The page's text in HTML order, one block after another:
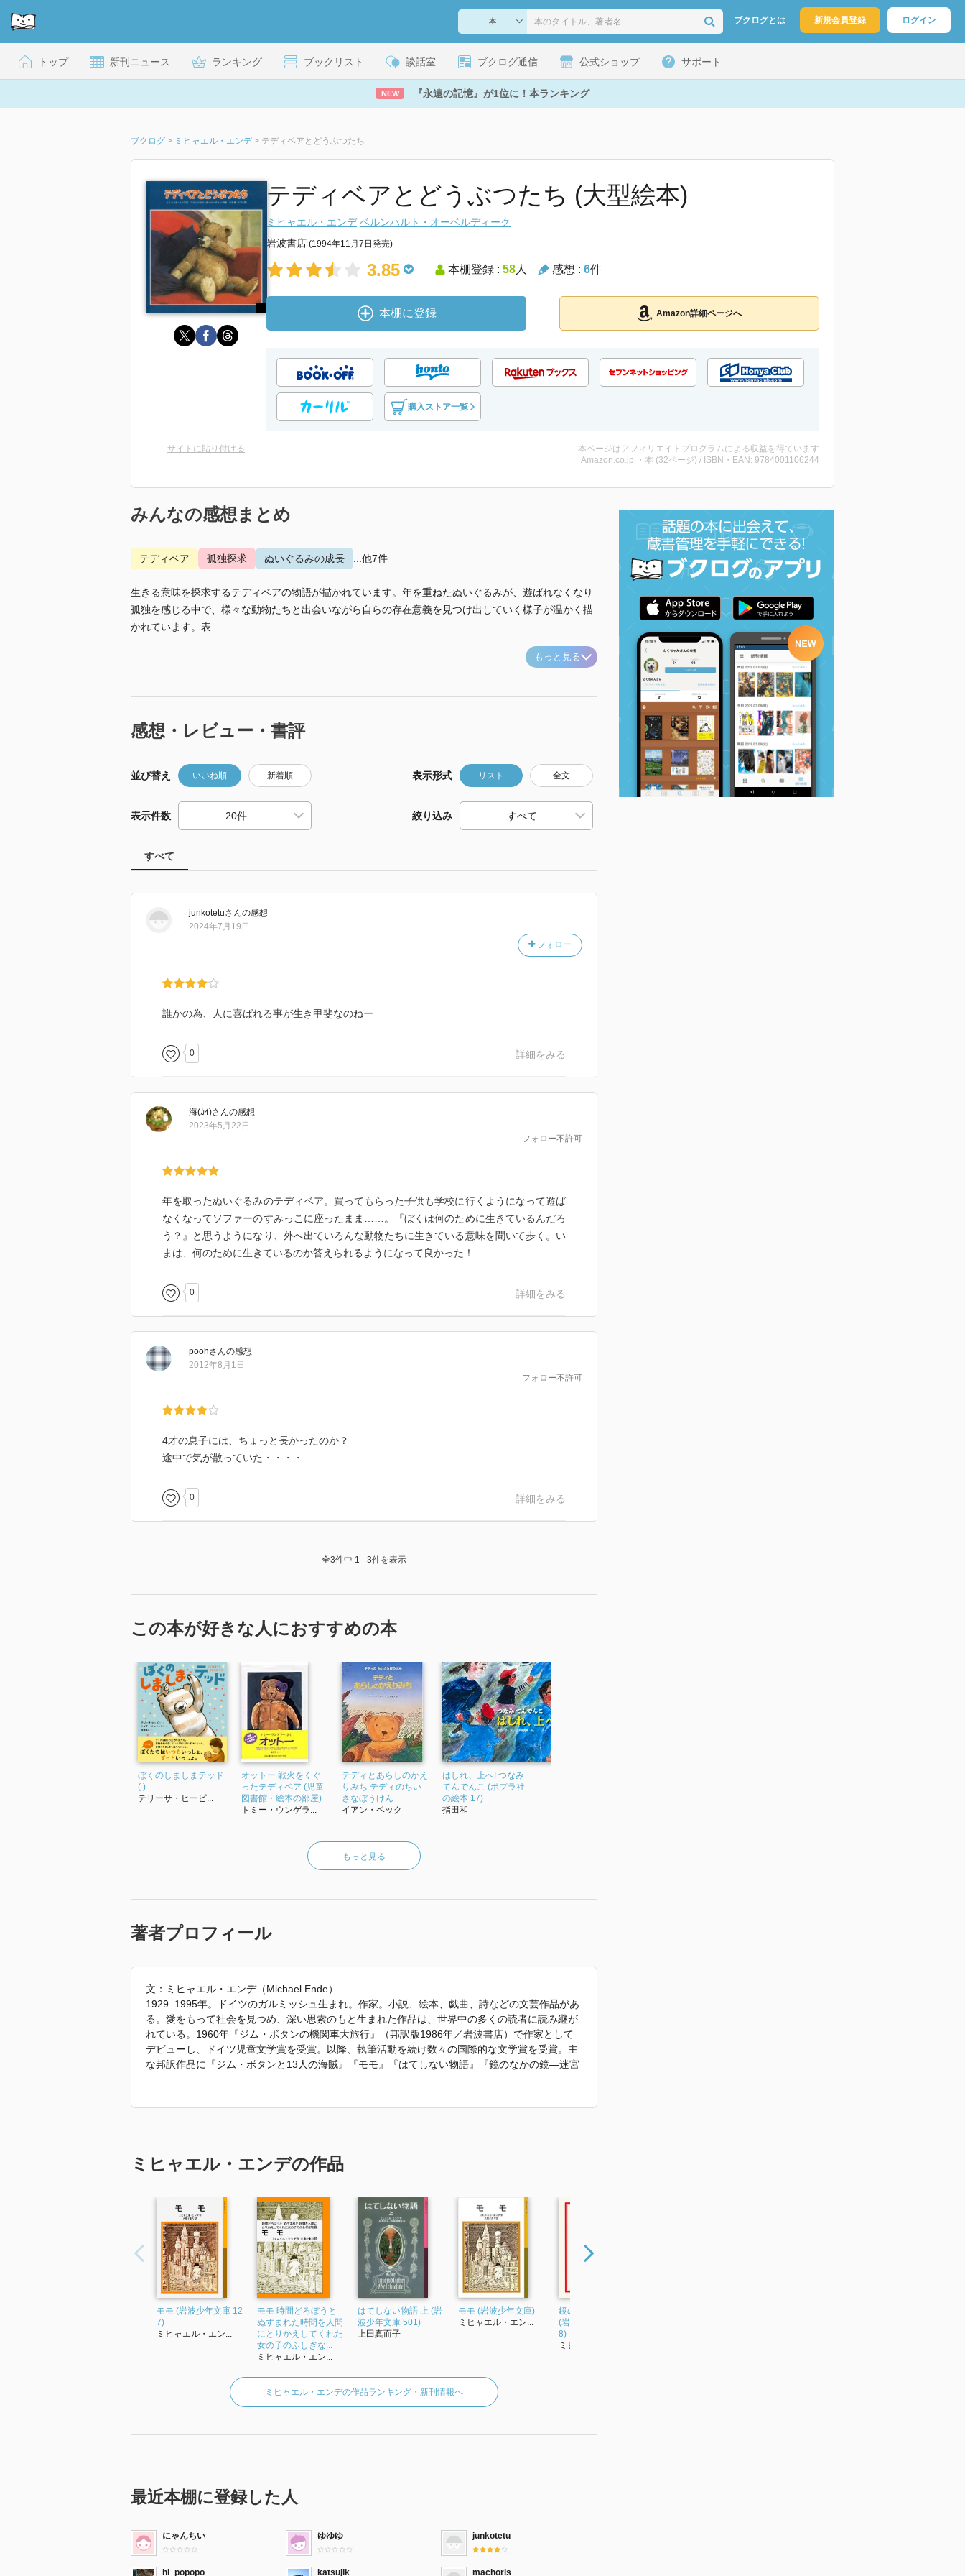
ブクログとは 新規会員登録 ログイン
トップ 新刊ニュース ランキング ブックリスト 談話室 ブクログ通信 公式ショップ サポート
NEW 『永遠の記憶』が1位に！本ランキング
ブクログ > ミヒャエル・エンデ > テディベアとどうぶつたち
テディベアとどうぶつたち (大型絵本)
ミヒャエル・エンデ ベルンハルト・オーベルディーク
岩波書店 (1994年11月7日発売)
3.85 本棚登録 : 58人 感想 : 6件
本棚に登録 Amazon詳細ページへ
購入ストア一覧
サイトに貼り付ける
本ページはアフィリエイトプログラムによる収益を得ています
Amazon.co.jp ・本 (32ページ) / ISBN・EAN: 9784001106244
みんなの感想まとめ
テディベア 孤独探求 ぬいぐるみの成長 ...他7件
生きる意味を探求するテディベアの物語が描かれています。年を重ねたぬいぐるみが、遊ばれなくなり
孤独を感じる中で、様々な動物たちと出会いながら自らの存在意義を見つけ出していく様子が温かく描
かれています。表...
もっと見る
感想・レビュー・書評
並び替え いいね順 新着順 表示形式 リスト 全文
表示件数 絞り込み
すべて
junkotetuさんの感想
フォロー
2024年7月19日
誰かの為、人に喜ばれる事が生き甲斐なのねー
0 詳細をみる
海(ｶｲ)さんの感想
フォロー不許可
2023年5月22日
年を取ったぬいぐるみのテディベア。買ってもらった子供も学校に行くようになって遊ば
なくなってソファーのすみっこに座ったまま……。『ぼくは何のために生きているんだろ
う？』と思うようになり、外へ出ていろんな動物たちに生きている意味を聞いて歩く。い
まは、何のために生きているのか答えられるようになって良かった！
0 詳細をみる
poohさんの感想
フォロー不許可
2012年8月1日
4才の息子には、ちょっと長かったのか？
途中で気が散っていた・・・・
0 詳細をみる
全3件中 1 - 3件を表示
この本が好きな人におすすめの本
ぼくのしましまテッド
( )
テリーサ・ヒーピ...
オットー 戦火をくぐ
ったテディベア (児童
図書館・絵本の部屋)
トミー・ウンゲラ...
テディとあらしのかえ
りみち テディのちい
さなぼうけん
イアン・ベック
はしれ、上へ! つなみ
てんでんこ (ポプラ社
の絵本 17)
指田和
もっと見る
著者プロフィール
文：ミヒャエル・エンデ（Michael Ende）
1929–1995年。ドイツのガルミッシュ生まれ。作家。小説、絵本、戯曲、詩などの文芸作品があ
る。愛をもって社会を見つめ、深い思索のもと生まれた作品は、世界中の多くの読者に読み継が
れている。1960年『ジム・ボタンの機関車大旅行』（邦訳版1986年／岩波書店）で作家として
デビューし、ドイツ児童文学賞を受賞。以降、執筆活動を続け数々の国際的な文学賞を受賞。主
な邦訳作品に『ジム・ボタンと13人の海賊』『モモ』『はてしない物語』『鏡のなかの鏡—迷宮
草稿、ノート、写真、書簡、自筆原画、愛用品などのエンデの関連資料が多く所蔵され、一部が
「2026年 『影の縫製機』 で使われていた紹介文から引用しています。」
ミヒャエル・エンデの作品
モモ (岩波少年文庫 12
7)
ミヒャエル・エン...
モモ 時間どろぼうと
ぬすまれた時間を人間
にとりかえしてくれた
女の子のふしぎな...
ミヒャエル・エン...
はてしない物語 上 (岩
波少年文庫 501)
上田真而子
モモ (岩波少年文庫)
ミヒャエル・エン...
鏡のなかの鏡―迷宮
(岩波現代文庫 文芸2
8)
ミヒャエル・エン...
ミヒャエル・エンデの作品ランキング・新刊情報へ
最近本棚に登録した人
にゃんちい ゆゆゆ junkotetu
hi_popopo katsujik machoris